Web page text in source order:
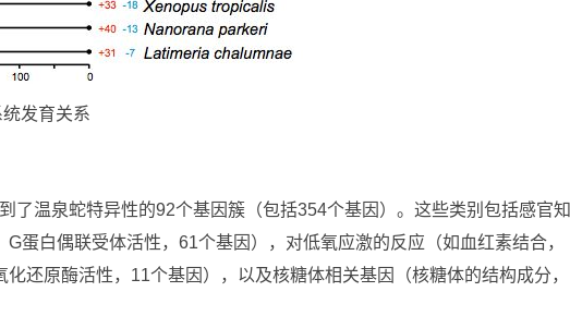
发育关系
了温泉蛇特异性的92个基因簇（包括354个基因）。这些类别包括感官知
蛋白偶联受体活性，61个基因），对低氧应激的反应（如血红素结合，
还原酶活性，11个基因），以及核糖体相关基因（核糖体的结构成分，